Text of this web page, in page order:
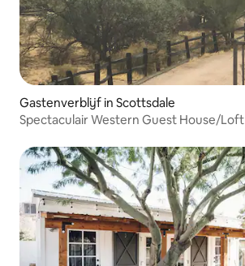
Gastenverblijf in Scottsdale
Spectaculair Western Guest House/Loft